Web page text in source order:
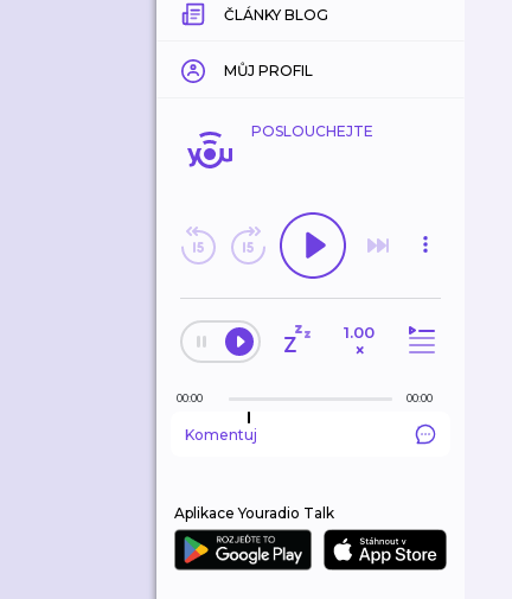
ČLÁNKY BLOG
MŮJ PROFIL
POSLOUCHEJTE
1.00
×
00:00 00:00
Komentuj
Aplikace Youradio Talk